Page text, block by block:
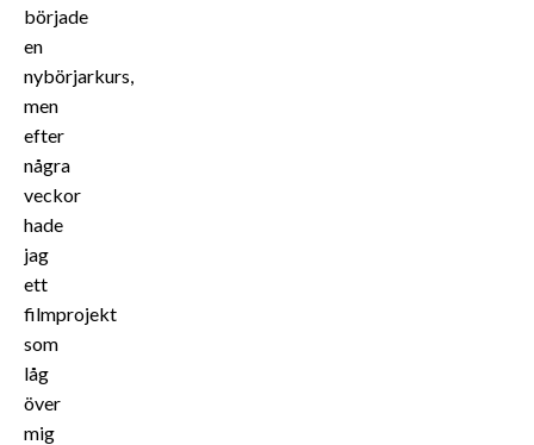
började
en
nybörjarkurs,
men
efter
några
veckor
hade
jag
ett
filmprojekt
som
låg
över
mig